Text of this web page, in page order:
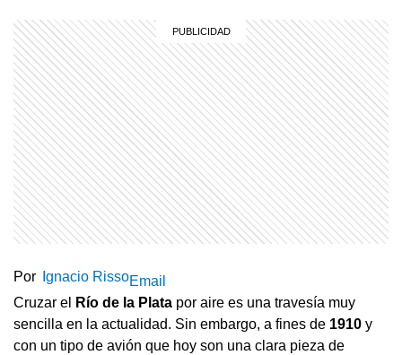
Por Ignacio RissoEmail
Cruzar el
Río de la Plata por aire es una travesía muy
sencilla en la actualidad. Sin embargo, a fines de 1910 y
con un tipo de avión que hoy son una clara pieza de